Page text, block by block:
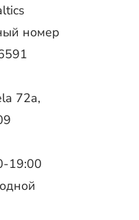
номер
72a,
19:00